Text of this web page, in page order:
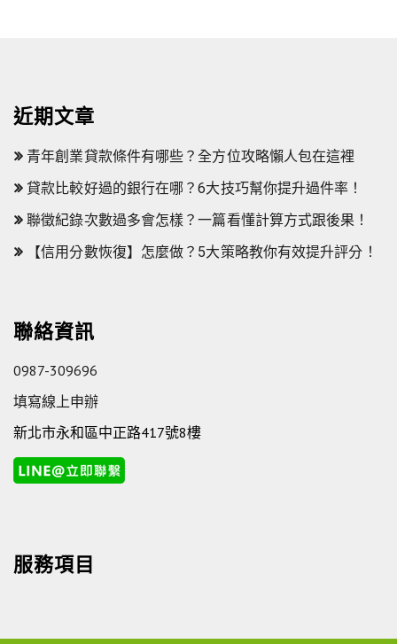
近期文章
青年創業貸款條件有哪些？全方位攻略懶人包在這裡
貸款比較好過的銀行在哪？6大技巧幫你提升過件率！
聯徵紀錄次數過多會怎樣？一篇看懂計算方式跟後果！
【信用分數恢復】怎麼做？5大策略教你有效提升評分！
聯絡資訊
0987-309696
填寫線上申辦
新北市永和區中正路417號8樓
服務項目